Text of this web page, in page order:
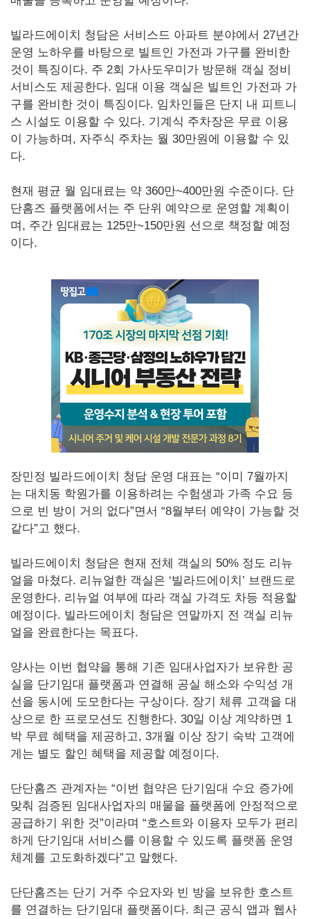
빌라드에이치 청담은 서비스드 아파트 분야에서 27년간
운영 노하우를 바탕으로 빌트인 가전과 가구를 완비한
것이 특징이다. 주 2회 가사도우미가 방문해 객실 정비
서비스도 제공한다. 임대 이용 객실은 빌트인 가전과 가
구를 완비한 것이 특징이다. 임차인들은 단지 내 피트니
스 시설도 이용할 수 있다. 기계식 주차장은 무료 이용
이 가능하며, 자주식 주차는 월 30만원에 이용할 수 있
다.
현재 평균 월 임대료는 약 360만~400만원 수준이다. 단
단홈즈 플랫폼에서는 주 단위 예약으로 운영할 계획이
며, 주간 임대료는 125만~150만원 선으로 책정할 예정
이다.
장민정 빌라드에이치 청담 운영 대표는 “이미 7월까지
는 대치동 학원가를 이용하려는 수험생과 가족 수요 등
으로 빈 방이 거의 없다”면서 “8월부터 예약이 가능할 것
같다”고 했다.
빌라드에이치 청담은 현재 전체 객실의 50% 정도 리뉴
얼을 마쳤다. 리뉴얼한 객실은 ‘빌라드에이치’ 브랜드로
운영한다. 리뉴얼 여부에 따라 객실 가격도 차등 적용할
예정이다. 빌라드에이치 청담은 연말까지 전 객실 리뉴
얼을 완료한다는 목표다.
양사는 이번 협약을 통해 기존 임대사업자가 보유한 공
실을 단기임대 플랫폼과 연결해 공실 해소와 수익성 개
선을 동시에 도모한다는 구상이다. 장기 체류 고객을 대
상으로 한 프로모션도 진행한다. 30일 이상 계약하면 1
박 무료 혜택을 제공하고, 3개월 이상 장기 숙박 고객에
게는 별도 할인 혜택을 제공할 예정이다.
단단홈즈 관계자는 “이번 협약은 단기임대 수요 증가에
맞춰 검증된 임대사업자의 매물을 플랫폼에 안정적으로
공급하기 위한 것”이라며 “호스트와 이용자 모두가 편리
하게 단기임대 서비스를 이용할 수 있도록 플랫폼 운영
체계를 고도화하겠다”고 말했다.
단단홈즈는 단기 거주 수요자와 빈 방을 보유한 호스트
를 연결하는 단기임대 플랫폼이다. 최근 공식 앱과 웹사